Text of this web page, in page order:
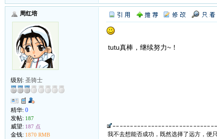
周红培
级别: 圣骑士
精华: 0
发帖: 187
威望: 187 点
金钱: 1870 RMB
tutu真棒，继续努力~！
我不去想能否成功，既然选择了远方，便